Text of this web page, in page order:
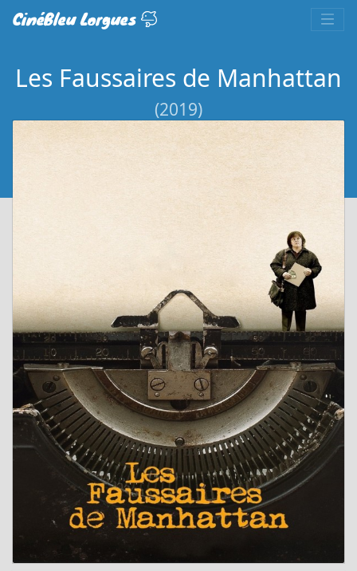
CinéBleu Lorgues
Les Faussaires de Manhattan
(2019)